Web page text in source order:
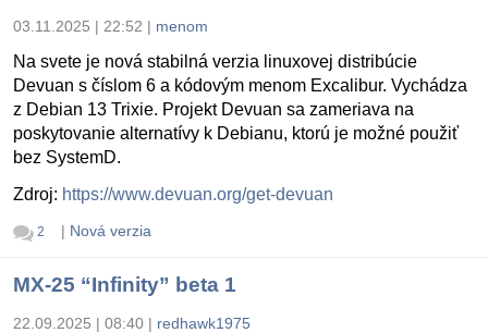
03.11.2025 | 22:52 | menom
Na svete je nová stabilná verzia linuxovej distribúcie
Devuan s číslom 6 a kódovým menom Excalibur. Vychádza
z Debian 13 Trixie. Projekt Devuan sa zameriava na
poskytovanie alternatívy k Debianu, ktorú je možné použiť
bez SystemD.
Zdroj: https://www.devuan.org/get-devuan
2 | Nová verzia
MX-25 “Infinity” beta 1
22.09.2025 | 08:40 | redhawk1975